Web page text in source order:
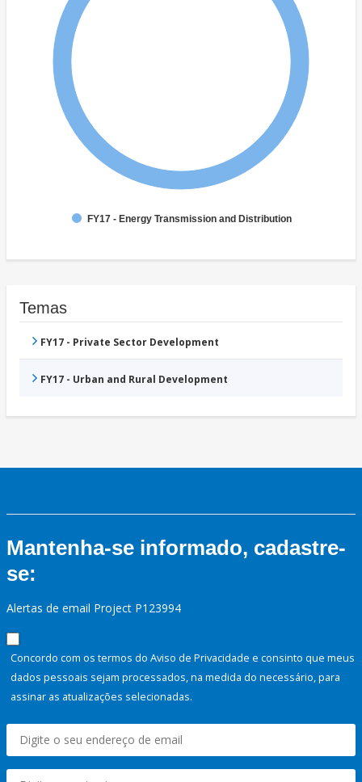
FY17 - Energy Transmission and Distribution
Temas
FY17 - Private Sector Development
FY17 - Urban and Rural Development
Mantenha-se informado, cadastre-
se:
Alertas de email Project P123994
Concordo com os termos do Aviso de Privacidade e consinto que meus
dados pessoais sejam processados, na medida do necessário, para
assinar as atualizações selecionadas.